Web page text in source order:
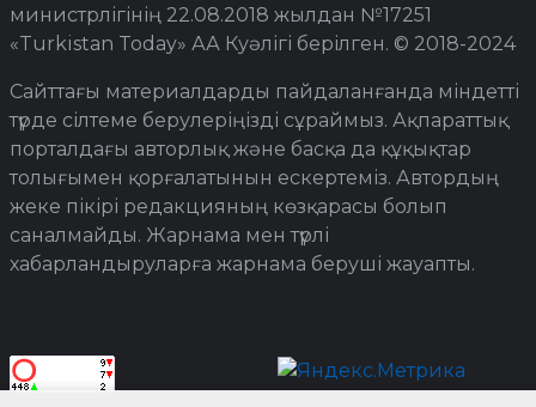
министрлігінің 22.08.2018 жылдан №17251
«Turkistan Today» АА Куәлігі берілген. © 2018-2024
Сайттағы материалдарды пайдаланғанда міндетті
түрде сілтеме берулеріңізді сұраймыз. Ақпараттық
порталдағы авторлық және басқа да құқықтар
толығымен қорғалатынын ескертеміз. Автордың
жеке пікірі редакцияның көзқарасы болып
саналмайды. Жарнама мен түрлі
хабарландыруларға жарнама беруші жауапты.